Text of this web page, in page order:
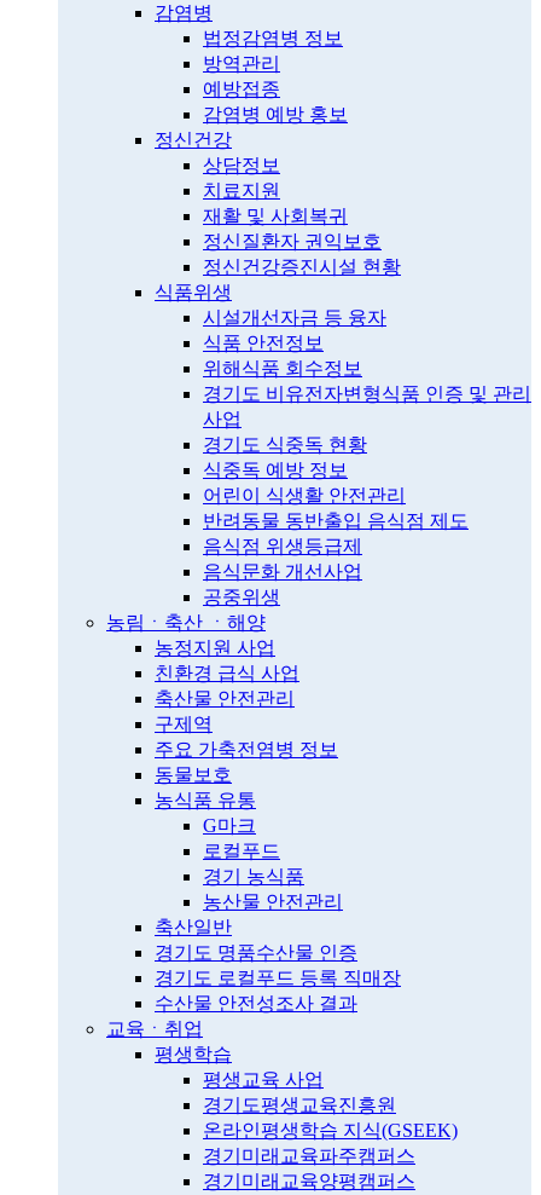
감염병
법정감염병 정보
방역관리
예방접종
감염병 예방 홍보
정신건강
상담정보
치료지원
재활 및 사회복귀
정신질환자 권익보호
정신건강증진시설 현황
식품위생
시설개선자금 등 융자
식품 안전정보
위해식품 회수정보
경기도 비유전자변형식품 인증 및 관리
사업
경기도 식중독 현황
식중독 예방 정보
어린이 식생활 안전관리
반려동물 동반출입 음식점 제도
음식점 위생등급제
음식문화 개선사업
공중위생
농림ㆍ축산 ㆍ해양
농정지원 사업
친환경 급식 사업
축산물 안전관리
구제역
주요 가축전염병 정보
동물보호
농식품 유통
G마크
로컬푸드
경기 농식품
농산물 안전관리
축산일반
경기도 명품수산물 인증
경기도 로컬푸드 등록 직매장
수산물 안전성조사 결과
교육ㆍ취업
평생학습
평생교육 사업
경기도평생교육진흥원
온라인평생학습 지식(GSEEK)
경기미래교육파주캠퍼스
경기미래교육양평캠퍼스